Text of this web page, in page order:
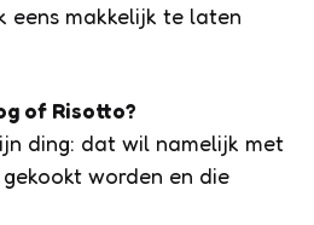
eens makkelijk te laten
of Risotto?
ding: dat wil namelijk met
worden en die